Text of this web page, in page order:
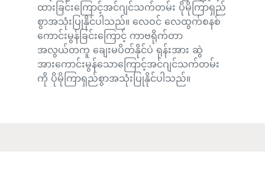
ထားခြင်းကြောင့်အင်ဂျင်သက်တမ်း ပိုမိုကြာရှည်
စွာအသုံးပြုနိုင်ပါသည်။ လေဝင် လေထွက်စနစ်
ကောင်းမွန်ခြင်းကြောင့် ကာဗရိုက်တာ
အလွယ်တကူ ချေးမပိတ်နိုင်ပဲ ရုန်းအား ဆွဲ
အားကောင်းမွန်သောကြောင့်အင်ဂျင်သက်တမ်း
ကို ပိုမိုကြာရှည်စွာအသုံးပြုနိုင်ပါသည်။